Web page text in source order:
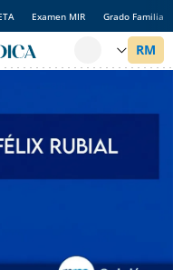
Examen MIR Grado Familia